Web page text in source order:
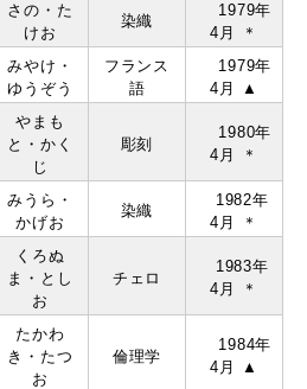
さの・た
けお
染織
1979年
4月 ＊
みやけ・
ゆうぞう
フランス
語
1979年
4月 ▲
やまも
と・かく
じ
彫刻
1980年
4月 ＊
みうら・
かげお
染織
1982年
4月 ＊
くろぬ
ま・とし
お
チェロ
1983年
4月 ＊
たかわ
き・たつ
お
倫理学
1984年
4月 ▲